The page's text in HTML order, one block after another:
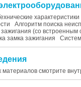
Алгоритм поиска
(со
замка зажигания
материалов смотрите